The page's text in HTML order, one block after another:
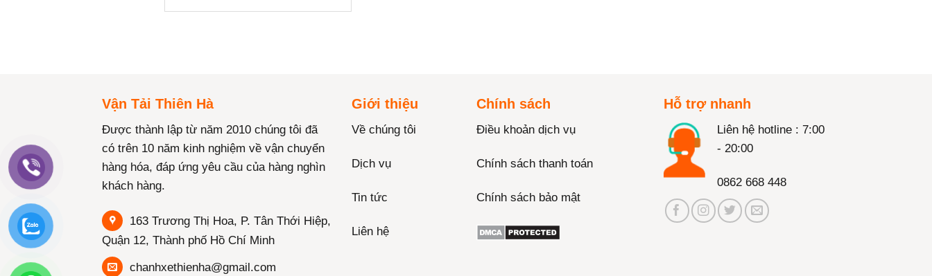
Vận Tải Thiên Hà
Được thành lập từ năm 2010 chúng tôi đã
có trên 10 năm kinh nghiệm về vận chuyển
hàng hóa, đáp ứng yêu cầu của hàng nghìn
khách hàng.
163 Trương Thị Hoa, P. Tân Thới Hiệp,
Quận 12, Thành phố Hồ Chí Minh
chanhxethienha@gmail.com
Giới thiệu
Về chúng tôi
Dịch vụ
Tin tức
Liên hệ
Chính sách
Điều khoản dịch vụ
Chính sách thanh toán
Chính sách bảo mật
Hỗ trợ nhanh
Liên hệ hotline : 7:00
- 20:00
0862 668 448